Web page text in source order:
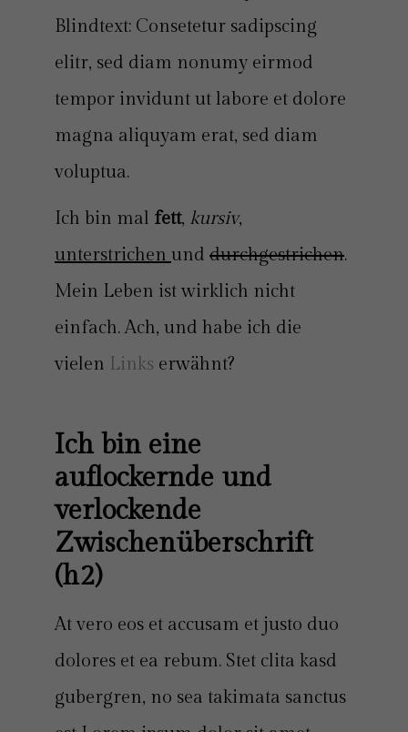
Blindtext: Consetetur sadipscing
elitr, sed diam nonumy eirmod
tempor invidunt ut labore et dolore
magna aliquyam erat, sed diam
voluptua.
Ich bin mal fett, kursiv,
unterstrichen und durchgestrichen.
Mein Leben ist wirklich nicht
einfach. Ach, und habe ich die
vielen Links erwähnt?
Ich bin eine
auflockernde und
verlockende
Zwischenüberschrift
(h2)
At vero eos et accusam et justo duo
dolores et ea rebum. Stet clita kasd
gubergren, no sea takimata sanctus